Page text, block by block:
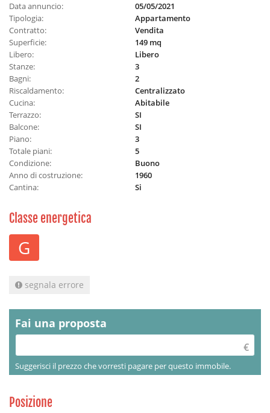
Data annuncio:
05/05/2021
Tipologia:
Appartamento
Contratto:
Vendita
Superficie:
149 mq
Libero:
Libero
Stanze:
3
Bagni:
2
Riscaldamento:
Centralizzato
Cucina:
Abitabile
Terrazzo:
SI
Balcone:
SI
Piano:
3
Totale piani:
5
Condizione:
Buono
Anno di costruzione:
1960
Cantina:
Si
Classe energetica
G
segnala errore
Fai una proposta
Suggerisci il prezzo che vorresti pagare per questo immobile.
Posizione